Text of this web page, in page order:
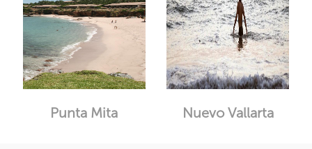
Punta Mita Nuevo Vallarta